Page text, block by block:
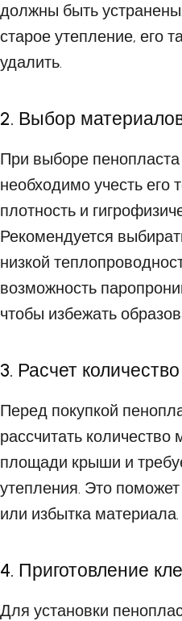
должны быть
старое утепление, его
удалить.
2. Выбор
При выборе
необходимо учесть его
плотность и
Рекомендуется
низкой
возможность
чтобы избежать
3. Расчет
Перед покупкой
рассчитать
площади крыши и
утепления. Это
или избытка материала.
4. Приготовление
Для установки